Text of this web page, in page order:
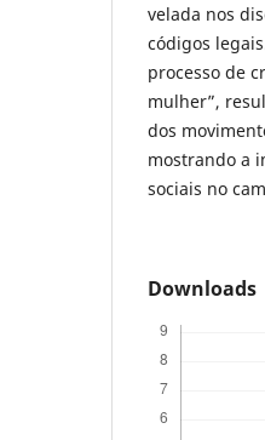
velada nos
códigos
processo de
mulher”,
dos
mostrando a
sociais no
Downloads